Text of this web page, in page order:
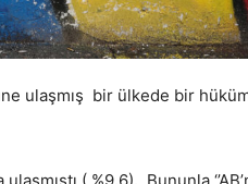
ulaşmış bir ülkede bir